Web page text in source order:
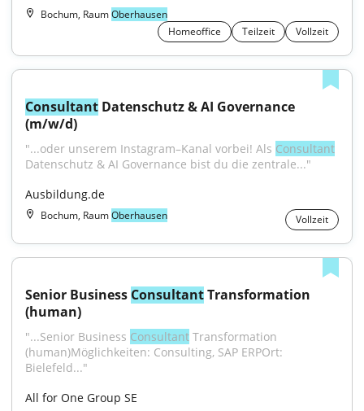
Bochum, RaumOberhausen
Homeoffice
Teilzeit Vollzeit
Consultant Datenschutz & AI Governance
(m/w/d)
"...oder unserem Instagram–Kanal vorbei! Als Consultant
Datenschutz & AI Governance bist du die zentrale..."
Ausbildung.de
Bochum, RaumOberhausen Vollzeit
Senior Business Consultant Transformation
(human)
"...Senior Business Consultant Transformation
(human)Möglichkeiten: Consulting, SAP ERPOrt:
Bielefeld..."
All for One Group SE